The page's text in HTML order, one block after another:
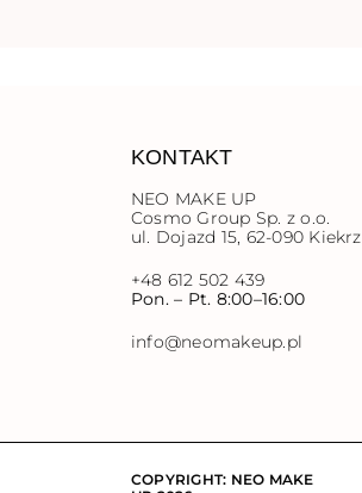
KONTAKT
NEO MAKE UP
Cosmo Group Sp. z o.o.
ul. Dojazd 15, 62-090 Kiekrz
+48 612 502 439
Pon. – Pt. 8:00–16:00
info@neomakeup.pl
COPYRIGHT: NEO MAKE